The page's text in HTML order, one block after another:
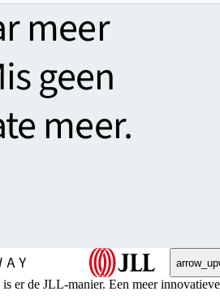
meer
geen
meer.
er de JLL-manier. Een meer